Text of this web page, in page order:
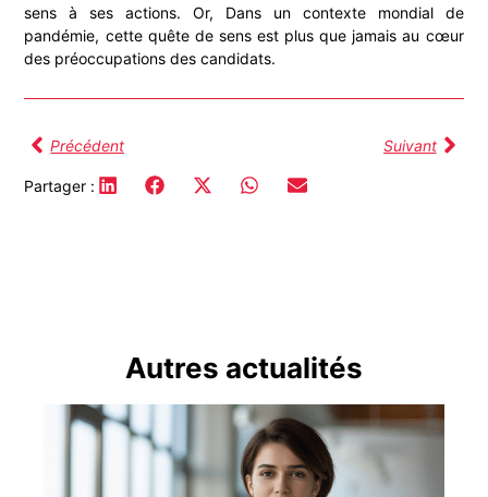
sens à ses actions. Or, Dans un contexte mondial de
pandémie, cette quête de sens est plus que jamais au cœur
des préoccupations des candidats.
Précédent Suivant
Partager :
Autres actualités